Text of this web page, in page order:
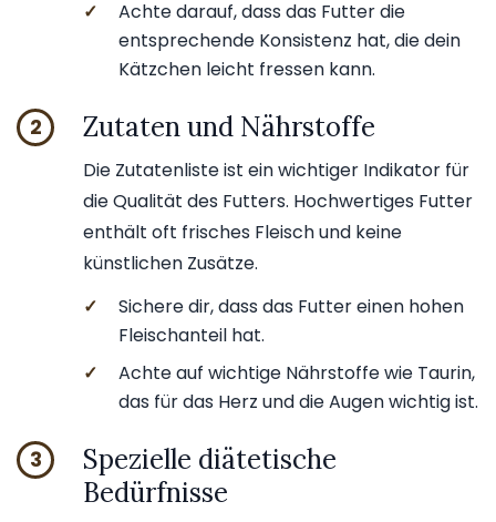
✓
Achte darauf, dass das Futter die
entsprechende Konsistenz hat, die dein
Kätzchen leicht fressen kann.
2 Zutaten und Nährstoffe
Die Zutatenliste ist ein wichtiger Indikator für
die Qualität des Futters. Hochwertiges Futter
enthält oft frisches Fleisch und keine
künstlichen Zusätze.
✓
Sichere dir, dass das Futter einen hohen
Fleischanteil hat.
✓
Achte auf wichtige Nährstoffe wie Taurin,
das für das Herz und die Augen wichtig ist.
3
Spezielle diätetische
Bedürfnisse